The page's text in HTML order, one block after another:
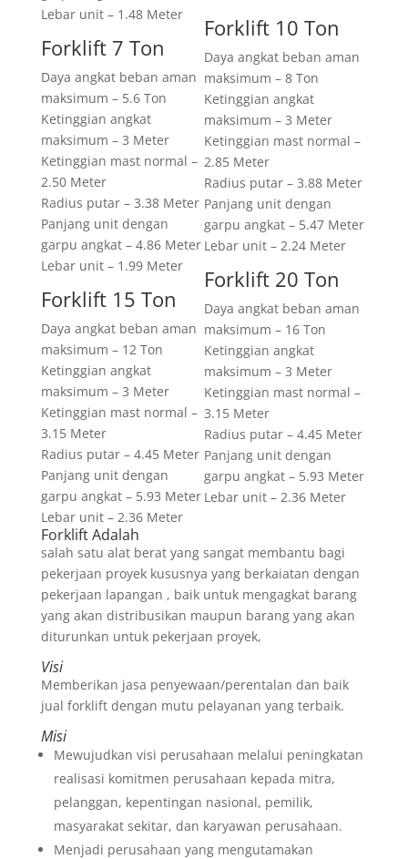
Lebar unit – 1.48 Meter
Forklift 7 Ton
Daya angkat beban aman
maksimum – 5.6 Ton
Ketinggian angkat
maksimum – 3 Meter
Ketinggian mast normal –
2.50 Meter
Radius putar – 3.38 Meter
Panjang unit dengan
garpu angkat – 4.86 Meter
Lebar unit – 1.99 Meter
Forklift 15 Ton
Daya angkat beban aman
maksimum – 12 Ton
Ketinggian angkat
maksimum – 3 Meter
Ketinggian mast normal –
3.15 Meter
Radius putar – 4.45 Meter
Panjang unit dengan
garpu angkat – 5.93 Meter
Lebar unit – 2.36 Meter
Forklift 10 Ton
Daya angkat beban aman
maksimum – 8 Ton
Ketinggian angkat
maksimum – 3 Meter
Ketinggian mast normal –
2.85 Meter
Radius putar – 3.88 Meter
Panjang unit dengan
garpu angkat – 5.47 Meter
Lebar unit – 2.24 Meter
Forklift 20 Ton
Daya angkat beban aman
maksimum – 16 Ton
Ketinggian angkat
maksimum – 3 Meter
Ketinggian mast normal –
3.15 Meter
Radius putar – 4.45 Meter
Panjang unit dengan
garpu angkat – 5.93 Meter
Lebar unit – 2.36 Meter
Forklift Adalah
salah satu alat berat yang sangat membantu bagi
pekerjaan proyek kususnya yang berkaiatan dengan
pekerjaan lapangan , baik untuk mengagkat barang
yang akan distribusikan maupun barang yang akan
diturunkan untuk pekerjaan proyek,
Visi
Memberikan jasa penyewaan/perentalan dan baik
jual forklift dengan mutu pelayanan yang terbaik.
Misi
Mewujudkan visi perusahaan melalui peningkatan
realisasi komitmen perusahaan kepada mitra,
pelanggan, kepentingan nasional, pemilik,
masyarakat sekitar, dan karyawan perusahaan.
Menjadi perusahaan yang mengutamakan